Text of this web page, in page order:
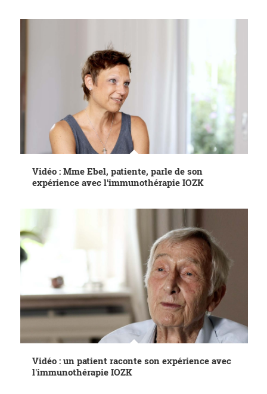
Vidéo : Mme Ebel, patiente, parle de son
expérience avec l'immunothérapie IOZK
Vidéo : un patient raconte son expérience avec
l'immunothérapie IOZK